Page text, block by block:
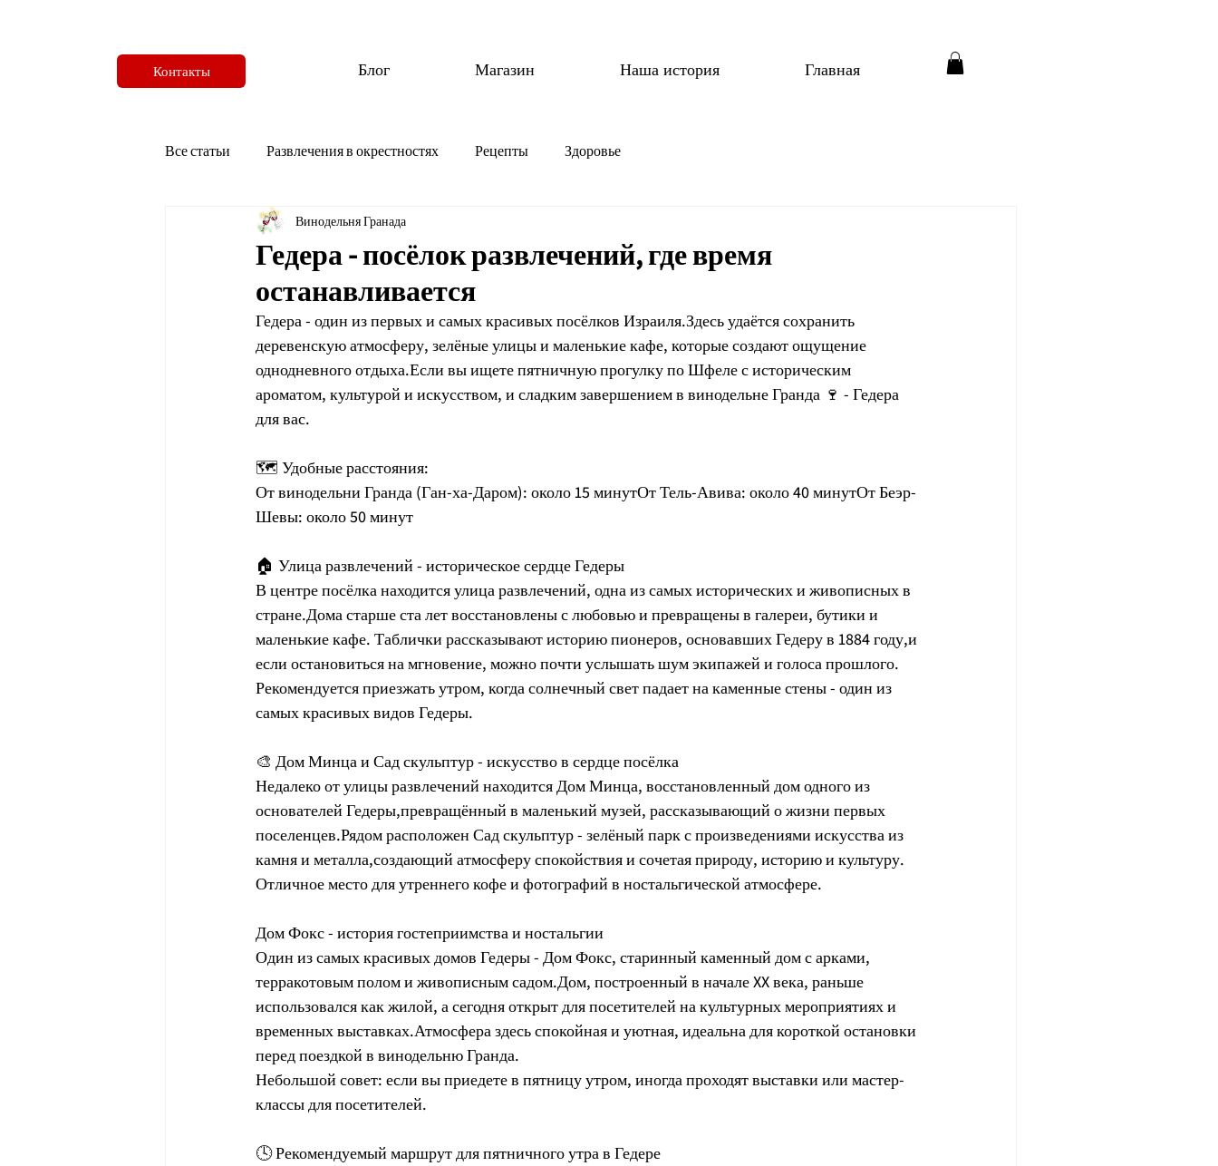
Контакты Главная
Наша история
Магазин
Блог
Все статьи Развлечения в окрестностях Рецепты Здоровье
Гедера - посёлок развлечений, где время
останавливается
Винодельня Гранада
Гедера - один из первых и самых красивых посёлков Израиля.Здесь удаётся сохранить
деревенскую атмосферу, зелёные улицы и маленькие кафе, которые создают ощущение
однодневного отдыха.Если вы ищете пятничную прогулку по Шфеле с историческим
ароматом, культурой и искусством, и сладким завершением в винодельне Гранда 🍷 - Гедера
для вас.
🗺️ Удобные расстояния:
От винодельни Гранда (Ган-ха-Даром): около 15 минутОт Тель-Авива: около 40 минутОт Беэр-
Шевы: около 50 минут
🏠 Улица развлечений - историческое сердце Гедеры
В центре посёлка находится улица развлечений, одна из самых исторических и живописных в
стране.Дома старше ста лет восстановлены с любовью и превращены в галереи, бутики и
маленькие кафе. Таблички рассказывают историю пионеров, основавших Гедеру в 1884 году,и
если остановиться на мгновение, можно почти услышать шум экипажей и голоса прошлого.
Рекомендуется приезжать утром, когда солнечный свет падает на каменные стены - один из
самых красивых видов Гедеры.
🎨 Дом Минца и Сад скульптур - искусство в сердце посёлка
Недалеко от улицы развлечений находится Дом Минца, восстановленный дом одного из
основателей Гедеры,превращённый в маленький музей, рассказывающий о жизни первых
поселенцев.Рядом расположен Сад скульптур - зелёный парк с произведениями искусства из
камня и металла,создающий атмосферу спокойствия и сочетая природу, историю и культуру.
Отличное место для утреннего кофе и фотографий в ностальгической атмосфере.
Дом Фокс - история гостеприимства и ностальгии
Один из самых красивых домов Гедеры - Дом Фокс, старинный каменный дом с арками,
терракотовым полом и живописным садом.Дом, построенный в начале XX века, раньше
использовался как жилой, а сегодня открыт для посетителей на культурных мероприятиях и
временных выставках.Атмосфера здесь спокойная и уютная, идеальна для короткой остановки
перед поездкой в винодельню Гранда.
Небольшой совет: если вы приедете в пятницу утром, иногда проходят выставки или мастер-
классы для посетителей.
🕓 Рекомендуемый маршрут для пятничного утра в Гедере